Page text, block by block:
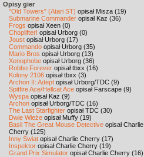
Opisy gier
"Old Towers" (Atari ST) opisał Misza (19)
Submarine Commander opisał Kaz (36)
Frogs opisał Xeen (0)
Choplifter! opisał Urborg (0)
Joust opisał Urborg (17)
Commando opisał Urborg (35)
Mario Bros opisał Urborg (13)
Xenophobe opisał Urborg (36)
Robbo Forever opisał tbxx (16)
Kolony 2106 opisał tbxx (3)
Archon II: Adept opisał Urborg/TDC (9)
Spitfire Ace/Hellcat Ace opisał Farscape (9)
Wyspa opisał Kaz (9)
Archon opisał Urborg/TDC (16)
The Last Starfighter opisał TDC (30)
Dwie Wieże opisał Muffy (19)
Basil The Great Mouse Detective opisał Charlie
Cherry (125)
Inny Świat opisał Charlie Cherry (17)
Inspektor opisał Charlie Cherry (19)
Grand Prix Simulator opisał Charlie Cherry (16)